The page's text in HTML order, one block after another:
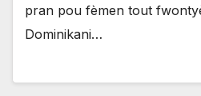
pran pou fèmen tout
Dominikani…